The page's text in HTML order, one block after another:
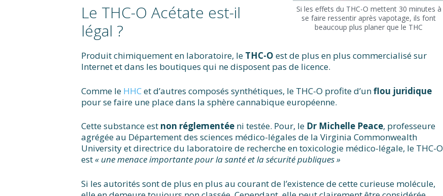
Si les effets du THC-O mettent 30 minutes à
se faire ressentir après vapotage, ils font
beaucoup plus planer que le THC
Le THC-O Acétate est-il
légal ?
Produit chimiquement en laboratoire, le THC-Oest de plus en plus commercialisé sur
Internet et dans les boutiques qui ne disposent pas de licence.
Comme le HHCet d’autres composés synthétiques, le THC-O profite d’unflou juridique
pour se faire une place dans la sphère cannabique européenne.
Cette substance est non réglementée ni testée. Pour, le Dr Michelle Peace, professeure
agrégée au Département des sciences médico-légales de la Virginia Commonwealth
University et directrice du laboratoire de recherche en toxicologie médico-légale, le THC-O
est« une menace importante pour la santé et la sécurité publiques »
Si les autorités sont de plus en plus au courant de l’existence de cette curieuse molécule,